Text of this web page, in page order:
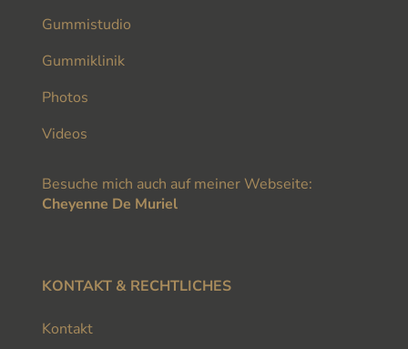
Gummistudio
Gummiklinik
Photos
Videos
Besuche mich auch auf meiner Webseite:
Cheyenne De Muriel
KONTAKT & RECHTLICHES
Kontakt